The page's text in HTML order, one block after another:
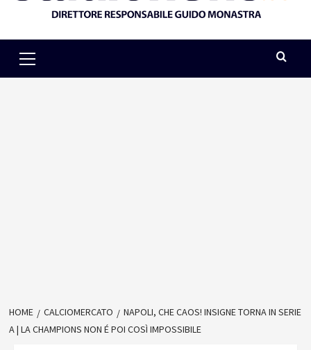
Menu
HOME CALCIOMERCATO
NAPOLI, CHE CAOS! INSIGNE TORNA IN SERIE
A | LA CHAMPIONS NON É POI COSÌ IMPOSSIBILE